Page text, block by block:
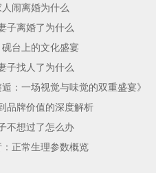
闹离婚为什么
子离婚了为什么
台上的文化盛宴
子找人了为什么
：一场视觉与味觉的双重盛宴》
品牌价值的深度解析
不想过了怎么办
正常生理参数概览